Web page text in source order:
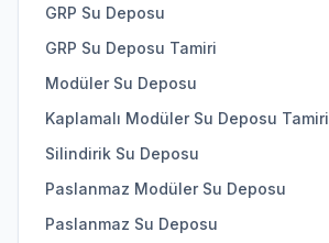
GRP Su Deposu
GRP Su Deposu Tamiri
Modüler Su Deposu
Kaplamalı Modüler Su Deposu Tamiri
Silindirik Su Deposu
Paslanmaz Modüler Su Deposu
Paslanmaz Su Deposu